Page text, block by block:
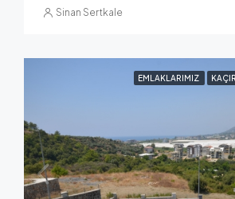
Sinan Sertkale
EMLAKLARIMIZ